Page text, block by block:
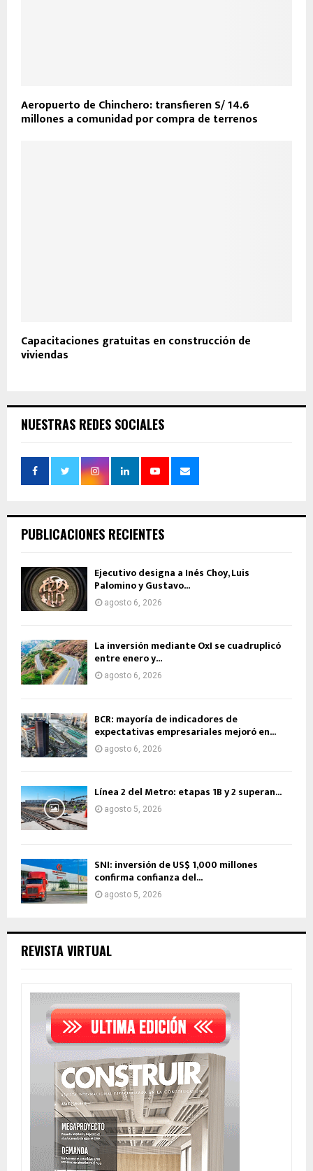
Aeropuerto de Chinchero: transfieren S/ 14.6
millones a comunidad por compra de terrenos
Capacitaciones gratuitas en construcción de
viviendas
NUESTRAS REDES SOCIALES
PUBLICACIONES RECIENTES
Ejecutivo designa a Inés Choy, Luis
Palomino y Gustavo...
agosto 6, 2026
La inversión mediante OxI se cuadruplicó
entre enero y...
agosto 6, 2026
BCR: mayoría de indicadores de
expectativas empresariales mejoró en...
agosto 6, 2026
Línea 2 del Metro: etapas 1B y 2 superan...
agosto 5, 2026
SNI: inversión de US$ 1,000 millones
confirma confianza del...
agosto 5, 2026
REVISTA VIRTUAL